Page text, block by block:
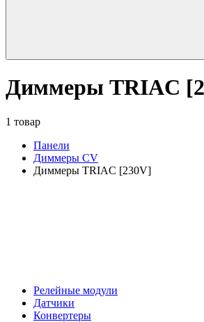
Диммеры TRIAC
1 товар
Панели
Диммеры CV
Диммеры TRIAC [230V]
Релейные модули
Датчики
Конвертеры